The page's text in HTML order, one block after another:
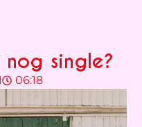
single?
06:18